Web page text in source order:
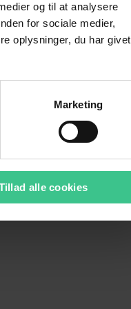
og til at analysere
for sociale medier,
oplysninger, du har givet
Marketing
alle cookies